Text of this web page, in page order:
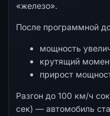
«железо».
После программной
мощность
крутящий
прирост
Разгон до 100 км/ч
сек) — автомобиль